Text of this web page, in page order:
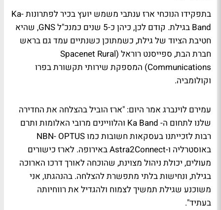
בתפקידו הנוכחי ארז ענתבי משמש יועץ בכיר לפתרונות Ka-
Band בגילת. קודם לכן, כיהן כ-5 שנים כמנכ"ל GNS, שהיא
חטיבת הציוד של גילת, כשמתוכן כשנתיים עמד גם בראש
חברת הבת, ספייסנט רוראל (Spacenet Rural
Communications) המספקת שירותי תקשורת בפרו
וקולומביה.
עמירם לוינברג אמר היום: "ארז הוביל בהצלחה את החדירה
שלנו לתחום ה- Ka Band והלוויינים מרובי האלומות ותרם
רבות לזכייתנו בעסקאות חשובות כמו NBN- OPTUS
באוסטרליה ו-Astra2Connect באירופה. לארז כישורים
מעולים, יכולת ניהול מצוינת, שהוכחה לאורך דרכו הארוכה
בגילת, ונחישות בלתי מתפשרת להצלחה. בהנהגתו, אני
משוכנע שגילת תמשיך לצמוח ולהגדיל את רווחיותה
בעתיד".